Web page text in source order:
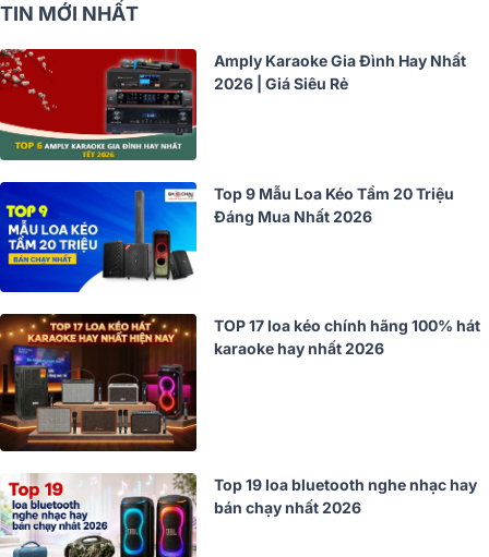
TIN MỚI NHẤT
Amply Karaoke Gia Đình Hay Nhất
2026 | Giá Siêu Rẻ
Top 9 Mẫu Loa Kéo Tầm 20 Triệu
Đáng Mua Nhất 2026
TOP 17 loa kéo chính hãng 100% hát
karaoke hay nhất 2026
Top 19 loa bluetooth nghe nhạc hay
bán chạy nhất 2026